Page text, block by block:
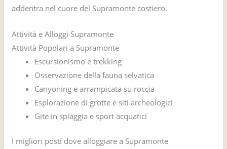
addentra nel cuore del Supramonte costiero.
Attività e Alloggi Supramonte
Attività Popolari a Supramonte
Escursionismo e trekking
Osservazione della fauna selvatica
Canyoning e arrampicata su roccia
Esplorazione di grotte e siti archeologici
Gite in spiaggia e sport acquatici
I migliori posti dove alloggiare a Supramonte